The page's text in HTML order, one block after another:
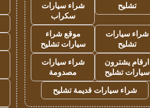
تشليح
شراء سيارات
سكراب
شراء سيارات
تشليح
موقع شراء
سيارات تشليح
ارقام يشترون
سيارات تشليح
شراء سيارات
مصدومة
شراء سيارات قديمة تشليح